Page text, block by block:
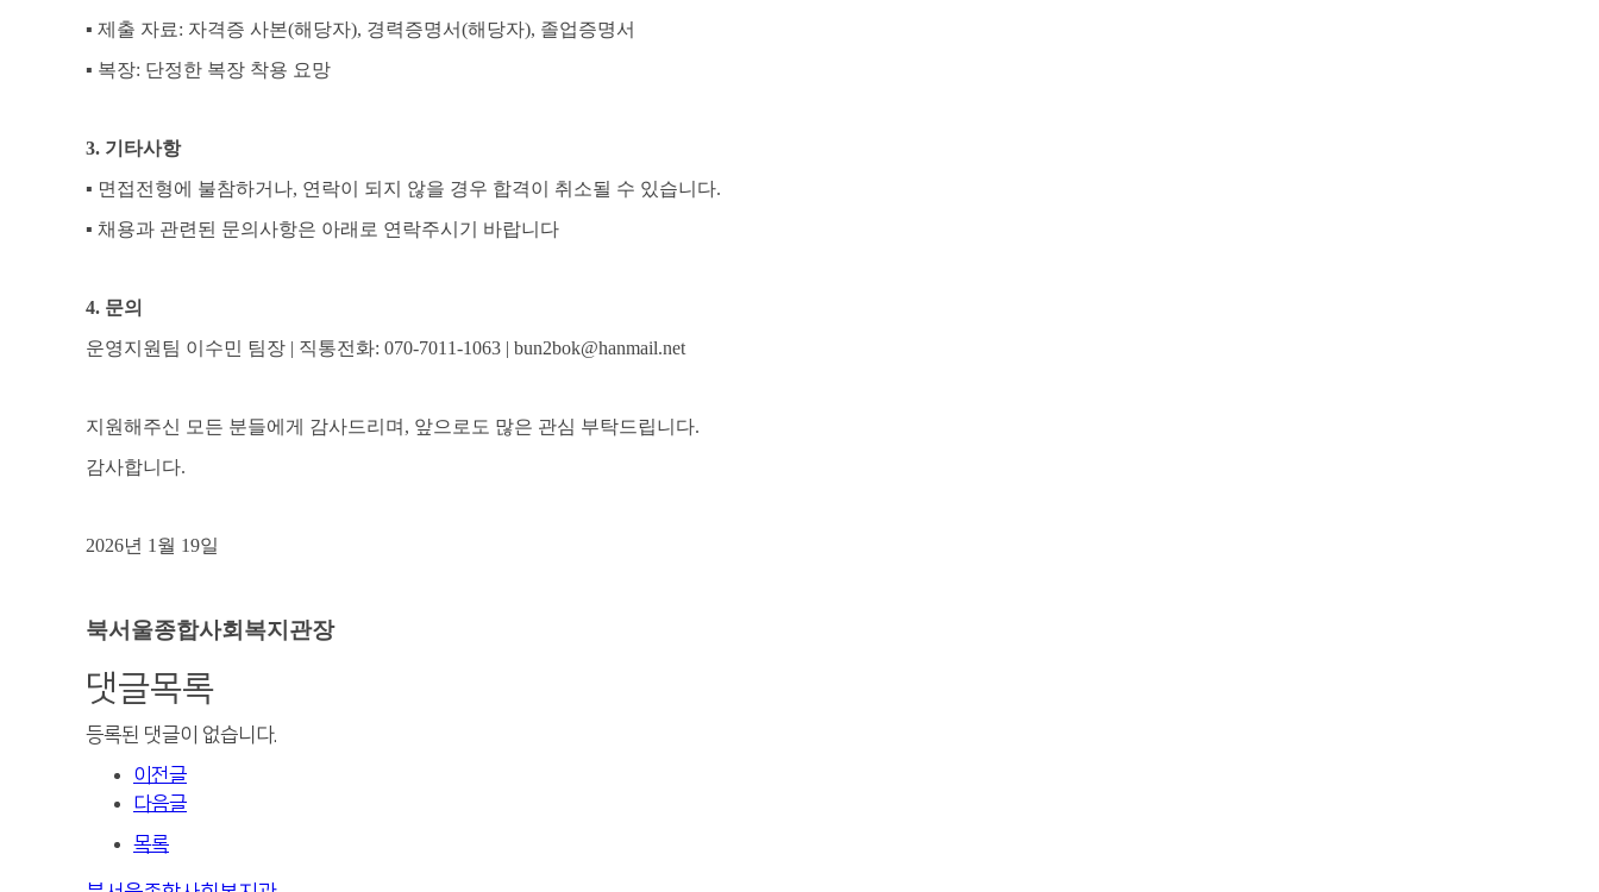
▪ 제출 자료: 자격증 사본(해당자), 경력증명서(해당자), 졸업증명서
▪ 복장: 단정한 복장 착용 요망
3. 기타사항
▪ 면접전형에 불참하거나, 연락이 되지 않을 경우 합격이 취소될 수 있습니다.
▪ 채용과 관련된 문의사항은 아래로 연락주시기 바랍니다
4. 문의
운영지원팀 이수민 팀장 | 직통전화: 070-7011-1063 | bun2bok@hanmail.net
지원해주신 모든 분들에게 감사드리며 , 앞으로도 많은 관심 부탁드립니다.
감사합니다.
2026년 1 월 19일
북서울종합사회복지관장
댓글목록
등록된 댓글이 없습니다.
이전글
다음글
목록